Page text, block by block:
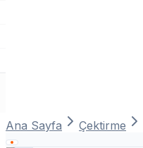
Ana Sayfa Çektirme